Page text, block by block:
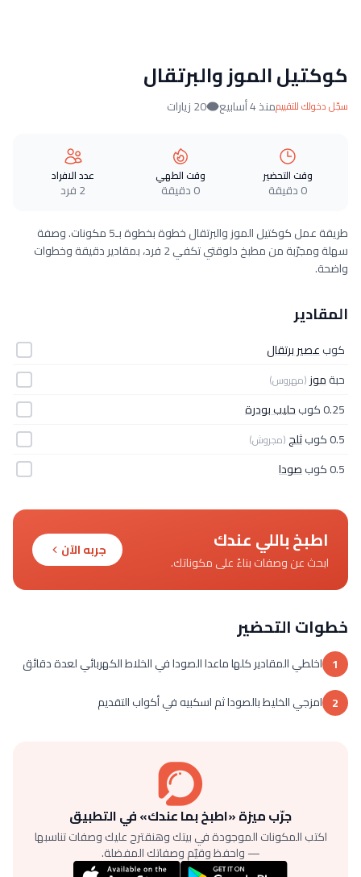
كوكتيل الموز والبرتقال
سجّل دخولك للتقييممنذ 4 أسابيع 20 زيارات
وقت التحضير
0 دقيقة
وقت الطهي
0 دقيقة
عدد الافراد
2 فرد
طريقة عمل كوكتيل الموز والبرتقال خطوة بخطوة بـ5 مكونات. وصفة
سهلة ومجرّبة من مطبخ دلوقتي تكفي 2 فرد، بمقادير دقيقة وخطوات
واضحة.
المقادير
كوبعصير برتقال
حبةموز(مهروس)
0.25 كوب
حليب بودرة
0.5 كوب
ثلج(مجروش)
0.5 كوب صودا
اطبخ باللي عندك
ابحث عن وصفات بناءً على مكوناتك.
جربه الآن
خطوات التحضير
1 اخلطي المقادير كلها ماعدا الصودا في الخلاط الكهربائي لعدة دقائق
2 امزجي الخليط بالصودا ثم اسكبيه في أكواب التقديم
جرّب ميزة «اطبخ بما عندك» في التطبيق
اكتب المكونات الموجودة في بيتك وهنقترح عليك وصفات تناسبها
— واحفظ وقيّم وصفاتك المفضلة.